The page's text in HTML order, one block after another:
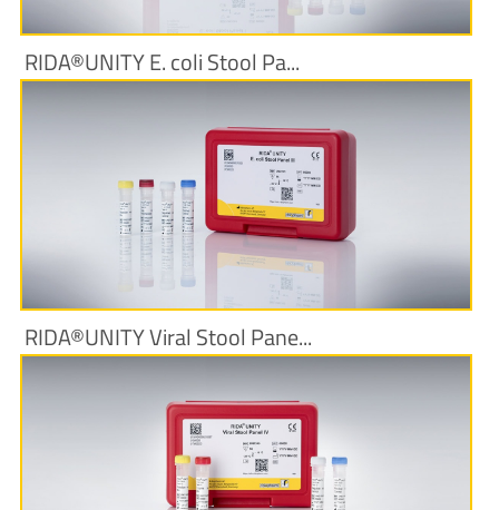
RIDA®UNITY E. coli Stool Pa...
Produktinformationen
RIDA®UNITY Viral Stool Pane...
Produktinformationen